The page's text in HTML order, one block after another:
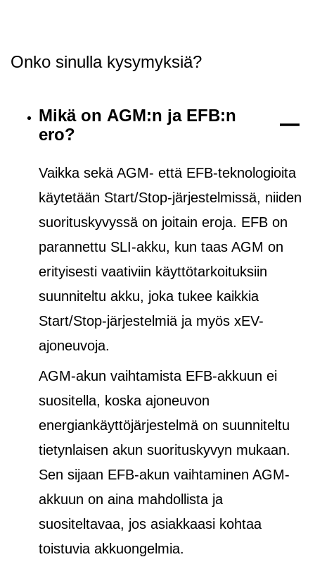
Onko sinulla kysymyksiä?
Mikä on AGM:n ja EFB:n
ero?
Vaikka sekä AGM- että EFB-teknologioita
käytetään Start/Stop-järjestelmissä, niiden
suorituskyvyssä on joitain eroja. EFB on
parannettu SLI-akku, kun taas AGM on
erityisesti vaativiin käyttötarkoituksiin
suunniteltu akku, joka tukee kaikkia
Start/Stop-järjestelmiä ja myös xEV-
ajoneuvoja.
AGM-akun vaihtamista EFB-akkuun ei
suositella, koska ajoneuvon
energiankäyttöjärjestelmä on suunniteltu
tietynlaisen akun suorituskyvyn mukaan.
Sen sijaan EFB-akun vaihtaminen AGM-
akkuun on aina mahdollista ja
suositeltavaa, jos asiakkaasi kohtaa
toistuvia akkuongelmia.